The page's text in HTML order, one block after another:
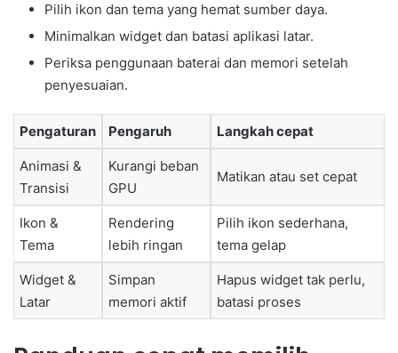
Pilih ikon dan tema yang hemat sumber daya.
Minimalkan widget dan batasi aplikasi latar.
Periksa penggunaan baterai dan memori setelah
penyesuaian.
Pengaturan Pengaruh Langkah cepat
Animasi &
Transisi
Kurangi beban
GPU
Matikan atau set cepat
Ikon &
Tema
Rendering
lebih ringan
Pilih ikon sederhana,
tema gelap
Widget &
Latar
Simpan
memori aktif
Hapus widget tak perlu,
batasi proses